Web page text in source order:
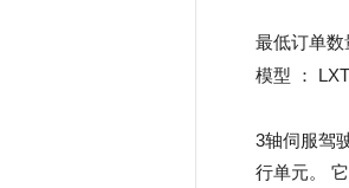
最低订单数
模型
：
3轴伺服驾
行单元。